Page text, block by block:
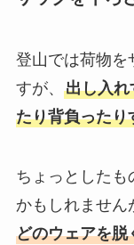
登山では荷物を
すが、 出し入れ
たり背負ったり
ちょっとしたも
かもしれません
どのウェアを脱